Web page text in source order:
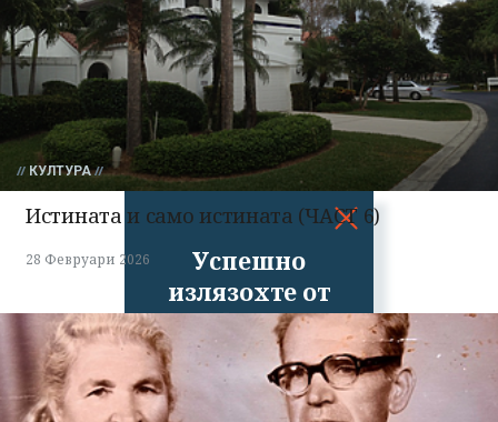
Успешно
излязохте от
профила си!
КУЛТУРА
Истината и само истината (ЧАСТ 6)
28 Февруари 2026